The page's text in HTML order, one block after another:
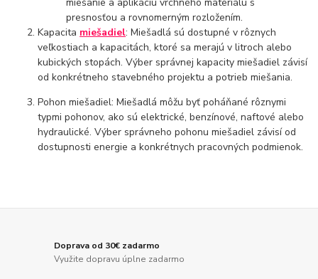
presnosťou a rovnomerným rozložením.
Kapacita miešadiel: Miešadlá sú dostupné v rôznych
veľkostiach a kapacitách, ktoré sa merajú v litroch alebo
kubických stopách. Výber správnej kapacity miešadiel závisí
od konkrétneho stavebného projektu a potrieb miešania.
Pohon miešadiel: Miešadlá môžu byť poháňané rôznymi
typmi pohonov, ako sú elektrické, benzínové, naftové alebo
hydraulické. Výber správneho pohonu miešadiel závisí od
dostupnosti energie a konkrétnych pracovných podmienok.
Doprava od 30€ zadarmo
Využite dopravu úplne zadarmo